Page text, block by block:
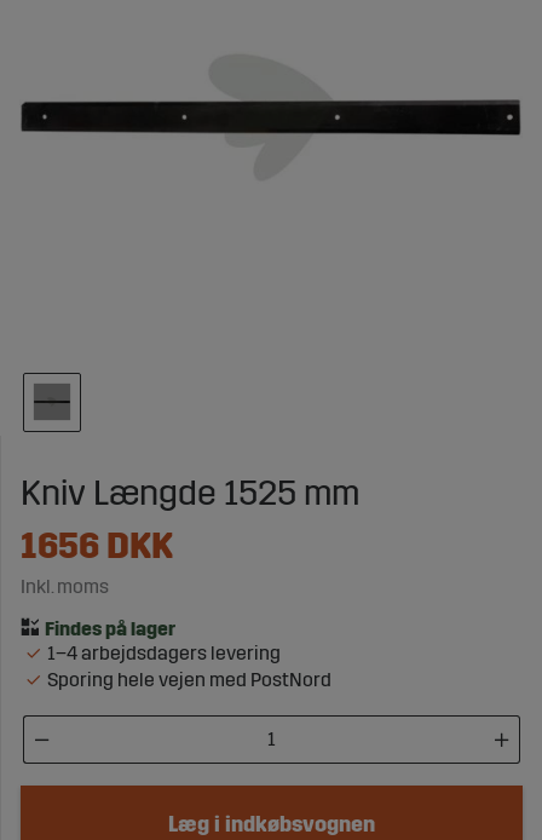
Kniv Længde 1525 mm
1656 DKK
Inkl. moms
1–4 arbejdsdagers levering
Sporing hele vejen med PostNord
Læg i indkøbsvognen